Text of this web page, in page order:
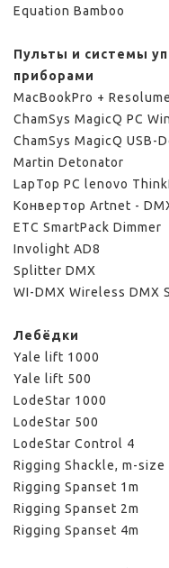
Equation Bamboo
Пульты и системы
приборами
MacBookPro +
ChamSys MagicQ PC
ChamSys MagicQ USB-
Martin Detonator
LapTop PC lenovo
Конвертор Artnet -
ETC SmartPack Dimmer
Involight AD8
Splitter DMX
WI-DMX Wireless DMX
Лебёдки
Yale lift 1000
Yale lift 500
LodeStar 1000
LodeStar 500
LodeStar Control 4
Rigging Shackle, m-size
Rigging Spanset 1m
Rigging Spanset 2m
Rigging Spanset 4m